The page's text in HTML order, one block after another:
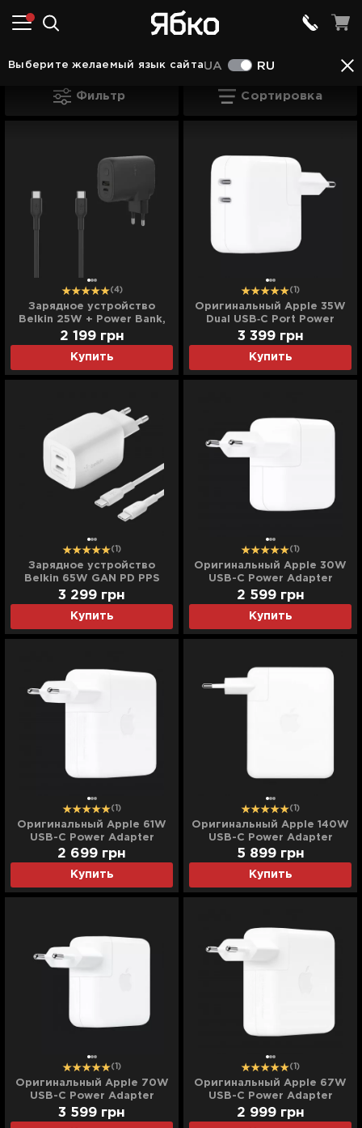
Выберите желаемый язык сайтаUA RU
Аксессуары в Кропивницком Аксессуары для
Зарядные устройства для Mac в
Фильтр Сортировка
(4)
Зарядное устройство
Belkin 25W + Power Bank,
USB-A/USB-C (5000mAh)
(Black)
Купить
2 199 грн
(1)
Оригинальный Apple 35W
Dual USB‑C Port Power
Adapter (MNWP3)
Купить
3 399 грн
(1)
Зарядное устройство
Belkin 65W GAN PD PPS
Dual USB-С - USB-С 2m
(White)
Купить
3 299 грн
(1)
Оригинальный Apple 30W
USB-C Power Adapter
(MR2A2)
Купить
2 599 грн
(1)
Оригинальный Apple 61W
USB-C Power Adapter
(MNF72)
Купить
2 699 грн
(1)
Оригинальный Apple 140W
USB-C Power Adapter
(MLYU3)
Купить
5 899 грн
(1)
Оригинальный Apple 70W
USB-C Power Adapter
(MQLN3)
3 599 грн
(1)
Оригинальный Apple 67W
USB-C Power Adapter
(MKU63)
2 999 грн